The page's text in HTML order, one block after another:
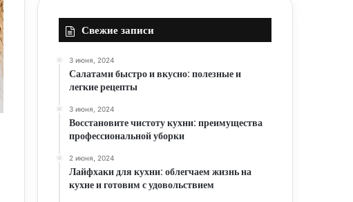
Свежие записи
3 июня, 2024
Салатами быстро и вкусно: полезные и
легкие рецепты
3 июня, 2024
Восстановите чистоту кухни: преимущества
профессиональной уборки
2 июня, 2024
Лайфхаки для кухни: облегчаем жизнь на
кухне и готовим с удовольствием